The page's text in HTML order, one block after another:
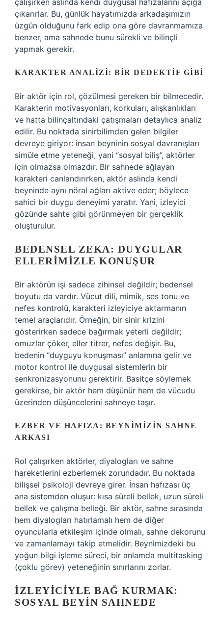
çalışırken aslında kendi duygusal hafızalarını açığa
çıkarırlar. Bu, günlük hayatımızda arkadaşımızın
üzgün olduğunu fark edip ona göre davranmamıza
benzer, ama sahnede bunu sürekli ve bilinçli
yapmak gerekir.
KARAKTER ANALIZI: BIR DEDEKTIF GIBI
Bir aktör için rol, çözülmesi gereken bir bilmecedir.
Karakterin motivasyonları, korkuları, alışkanlıkları
ve hatta bilinçaltındaki çatışmaları detaylıca analiz
edilir. Bu noktada sinirbilimden gelen bilgiler
devreye giriyor: insan beyninin sosyal davranışları
simüle etme yeteneği, yani “sosyal biliş”, aktörler
için olmazsa olmazdır. Bir sahnede ağlayan
karakteri canlandırırken, aktör aslında kendi
beyninde aynı nöral ağları aktive eder; böylece
sahici bir duygu deneyimi yaratır. Yani, izleyici
gözünde sahte gibi görünmeyen bir gerçeklik
oluşturulur.
BEDENSEL ZEKA: DUYGULAR
ELLERIMIZLE KONUŞUR
Bir aktörün işi sadece zihinsel değildir; bedensel
boyutu da vardır. Vücut dili, mimik, ses tonu ve
nefes kontrolü, karakteri izleyiciye aktarmanın
temel araçlarıdır. Örneğin, bir sinir krizini
gösterirken sadece bağırmak yeterli değildir;
omuzlar çöker, eller titrer, nefes değişir. Bu,
bedenin “duyguyu konuşması” anlamına gelir ve
motor kontrol ile duygusal sistemlerin bir
senkronizasyonunu gerektirir. Basitçe söylemek
gerekirse, bir aktör hem düşünür hem de vücudu
üzerinden düşüncelerini sahneye taşır.
EZBER VE HAFIZA: BEYNIMIZIN SAHNE
ARKASI
Rol çalışırken aktörler, diyalogları ve sahne
hareketlerini ezberlemek zorundadır. Bu noktada
bilişsel psikoloji devreye girer. İnsan hafızası üç
ana sistemden oluşur: kısa süreli bellek, uzun süreli
bellek ve çalışma belleği. Bir aktör, sahne sırasında
hem diyalogları hatırlamalı hem de diğer
oyuncularla etkileşim içinde olmalı, sahne dekorunu
ve zamanlamayı takip etmelidir. Beynimizdeki bu
yoğun bilgi işleme süreci, bir anlamda multitasking
(çoklu görev) yeteneğinin sınırlarını zorlar.
İZLEYICIYLE BAĞ KURMAK:
SOSYAL BEYIN SAHNEDE